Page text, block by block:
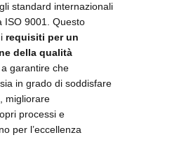
standard internazionali
ISO 9001. Questo
requisiti per un
della qualità
garantire che
in grado di soddisfare
migliorare
processi e
per l’eccellenza